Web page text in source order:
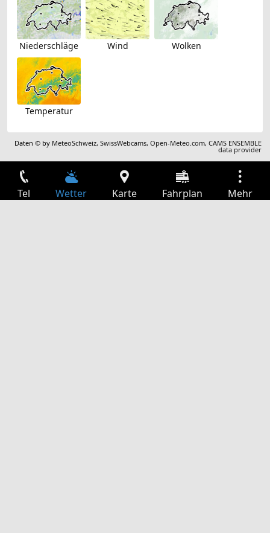
Niederschläge Wind Wolken
Temperatur
Daten © by MeteoSchweiz,SwissWebcams,Open-Meteo.com,CAMS ENSEMBLE
data provider
Tel Wetter Karte Fahrplan Mehr